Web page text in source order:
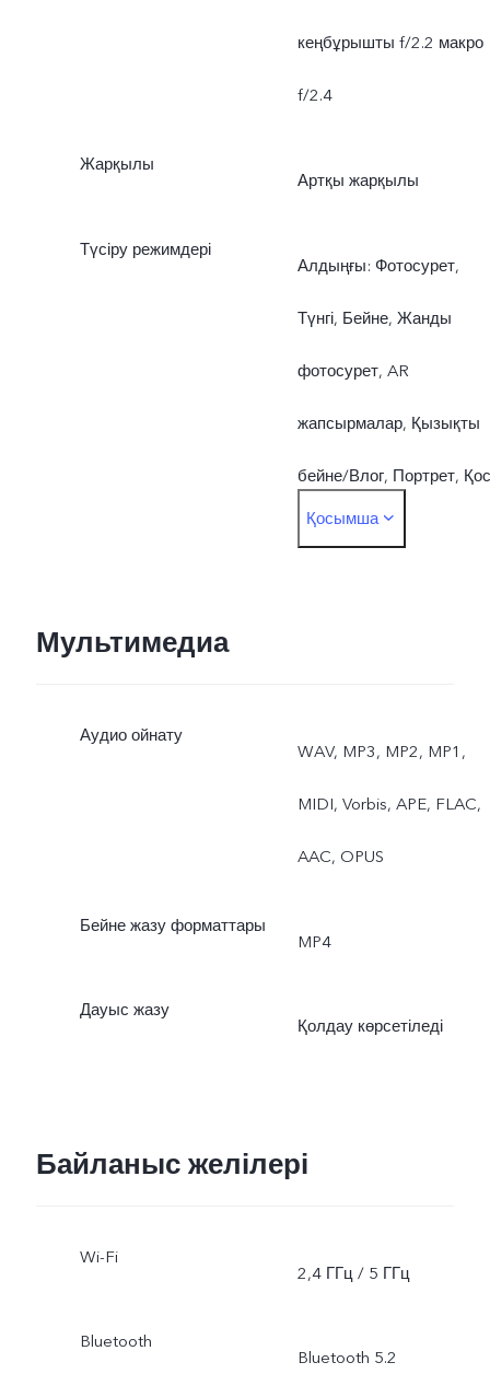
кеңбұрышты f/2.2 макро
f/2.4
Жарқылы
Артқы жарқылы
Түсіру режимдері
Алдыңғы: Фотосурет,
Түнгі, Бейне, Жанды
фотосурет, AR
жапсырмалар, Қызықты
бейне/Влог, Портрет, Қос
экспозиция, Кәсіби
жапсырмалар, Құжаттар,
Қосымша
Мультимедиа
Аудио ойнату
WAV, MP3, MP2, MP1,
MIDI, Vorbis, APE, FLAC,
AAC, OPUS
Бейне жазу форматтары
MP4
Дауыс жазу
Қолдау көрсетіледі
Байланыс желілері
Wi-Fi
2,4 ГГц / 5 ГГц
Bluetooth
Bluetooth 5.2